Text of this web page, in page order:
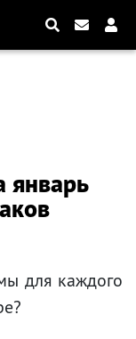
январь
для каждого